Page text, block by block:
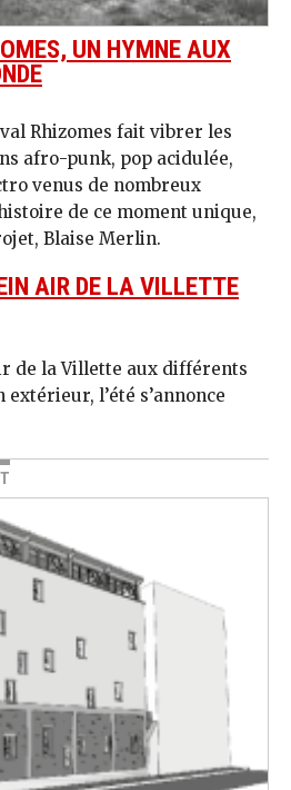
UN HYMNE AUX
Rhizomes fait vibrer les
afro-punk, pop acidulée,
venus de nombreux
de ce moment unique,
Blaise Merlin.
AIR DE LA VILLETTE
de la Villette aux différents
l’été s’annonce